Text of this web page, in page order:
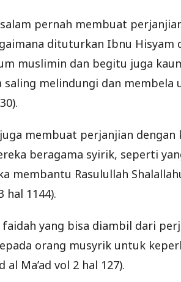
pernah membuat
dituturkan Ibnu Hisyam
muslimin dan begitu juga
melindungi dan membela
membuat perjanjian dengan
beragama syirik, seperti
membantu Rasulullah
hal 1144).
yang bisa diambil dari
orang musyrik untuk
Ma’ad vol 2 hal 127).